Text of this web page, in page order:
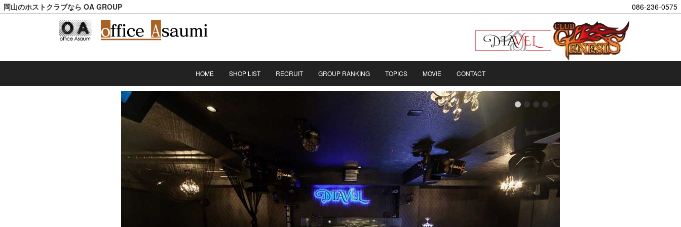
岡山のホストクラブなら OA GROUP 086-236-0575
HOME SHOP LIST RECRUIT GROUP RANKING TOPICS MOVIE CONTACT